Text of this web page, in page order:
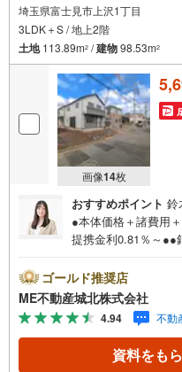
埼玉県富士見市上沢1丁目
3LDK＋S / 地上2階
土地113.89m2 /建物98.53m2
画像14枚
おすすめポイント 鈴
●本体価格＋諸費用
提携金利0.81％～●●
多数ございます！（
（3）産休/育休/契約
身/自営業/経営者（4
（5）収入合算や親
等、家具、家電、
無、持病あり、持
ゴールド推奨店
ME不動産城北株式会社
4.94 不動
資料をも